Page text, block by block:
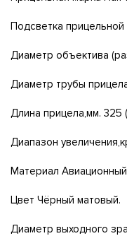
Подсветка прицельной
Диаметр объектива
Диаметр трубы
Длина прицела,мм. 325
Диапазон
Материал
Цвет Чёрный матовый.
Диаметр выходного